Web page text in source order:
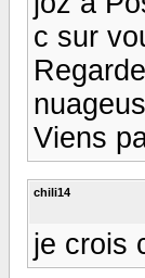
c sur
Viens
chili14
je crois